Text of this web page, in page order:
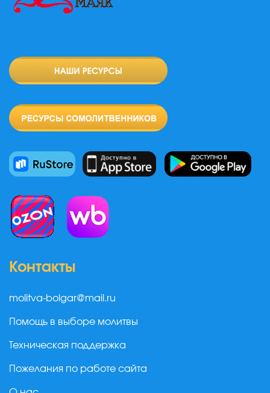
Контакты
molitva-bolgar@mail.ru
Помощь в выборе молитвы
Техническая поддержка
Пожелания по работе сайта